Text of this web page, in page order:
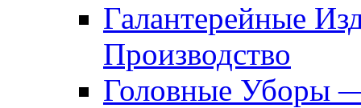
Галантерейные
Производство
Головные Уборы